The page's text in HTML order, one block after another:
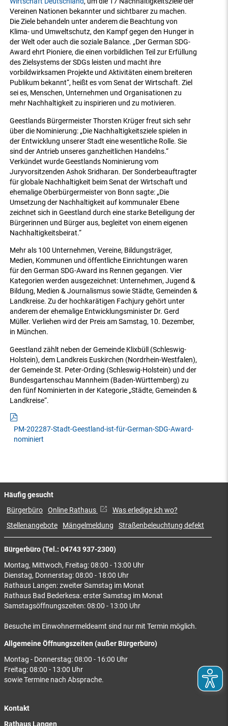
Vereinen Nationen bekannter und sichtbarer zu machen.
Die Ziele behandeln unter anderem die Beachtung von
Klima- und Umweltschutz, den Kampf gegen den Hunger in
der Welt oder auch die soziale Balance. „Der German SDG-
Award ehrt Pioniere, die einen vorbildlichen Teil zur Erfüllung
des Zielsystems der SDGs leisten und macht ihre
vorbildwirksamen Projekte und Aktivitäten einem breiteren
Publikum bekannt“, heißt es vom Senat der Wirtschaft. Ziel
sei es, Menschen, Unternehmen und Organisationen zu
mehr Nachhaltigkeit zu inspirieren und zu motivieren.
Geestlands Bürgermeister Thorsten Krüger freut sich sehr
über die Nominierung: „Die Nachhaltigkeitsziele spielen in
der Entwicklung unserer Stadt eine wesentliche Rolle. Sie
sind der Antrieb unseres ganzheitlichen Handelns.“
Verkündet wurde Geestlands Nominierung vom
Juryvorsitzenden Ashok Sridharan. Der Sonderbeauftragter
für globale Nachhaltigkeit beim Senat der Wirtschaft und
ehemalige Oberbürgermeister von Bonn sagte: „Die
Umsetzung der Nachhaltigkeit auf kommunaler Ebene
zeichnet sich in Geestland durch eine starke Beteiligung der
Bürgerinnen und Bürger aus, begleitet von einem eigenen
Nachhaltigkeitsbeirat.“
Mehr als 100 Unternehmen, Vereine, Bildungsträger,
Medien, Kommunen und öffentliche Einrichtungen waren
für den German SDG-Award ins Rennen gegangen. Vier
Kategorien werden ausgezeichnet: Unternehmen, Jugend &
Bildung, Medien & Journalismus sowie Städte, Gemeinden &
Landkreise. Zu der hochkarätigen Fachjury gehört unter
anderem der ehemalige Entwicklungsminister Dr. Gerd
Müller. Verliehen wird der Preis am Samstag, 10. Dezember,
in München.
Geestland zählt neben der Gemeinde Klixbüll (Schleswig-
Holstein), dem Landkreis Euskirchen (Nordrhein-Westfalen),
der Gemeinde St. Peter-Ording (Schleswig-Holstein) und der
Bundesgartenschau Mannheim (Baden-Württemberg) zu
den fünf Nominierten in der Kategorie „Städte, Gemeinden &
Landkreise“.
PM-202287-Stadt-Geestland-ist-für-German-SDG-Award-
nominiert
Bürgerbüro (Tel.: 04743 937-2300)
Montag, Mittwoch, Freitag: 08:00 - 13:00 Uhr
Dienstag, Donnerstag: 08:00 - 18:00 Uhr
Rathaus Langen: zweiter Samstag im Monat
Rathaus Bad Bederkesa: erster Samstag im Monat
Samstagsöffnungszeiten: 08:00 - 13:00 Uhr
Besuche im Einwohnermeldeamt sind nur mit Termin möglich.
Allgemeine Öffnungszeiten (außer Bürgerbüro)
Montag - Donnerstag: 08:00 - 16:00 Uhr
Freitag: 08:00 - 13:00 Uhr
sowie Termine nach Absprache.
Kontakt
Häufig gesucht
Bürgerbüro Online Rathaus
Was erledige ich wo?
Stellenangebote
Mängelmeldung Straßenbeleuchtung defekt